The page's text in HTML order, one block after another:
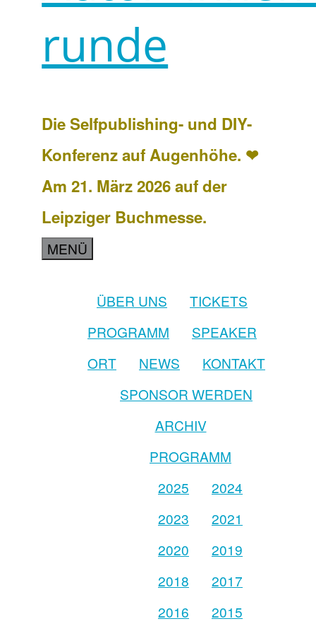
runde
Die Selfpublishing- und DIY-
Konferenz auf Augenhöhe. ❤
Am 21. März 2026 auf der
Leipziger Buchmesse.
MENÜ
ÜBER UNS
TICKETS
PROGRAMM
SPEAKER
ORT
NEWS
KONTAKT
SPONSOR WERDEN
ARCHIV
PROGRAMM
2025
2024
2023
2021
2020
2019
2018
2017
2016
2015